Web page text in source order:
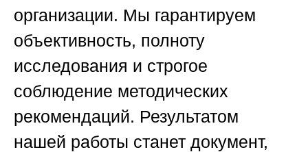
организации. Мы гарантируем
объективность, полноту
исследования и строгое
соблюдение методических
рекомендаций. Результатом
нашей работы станет документ,